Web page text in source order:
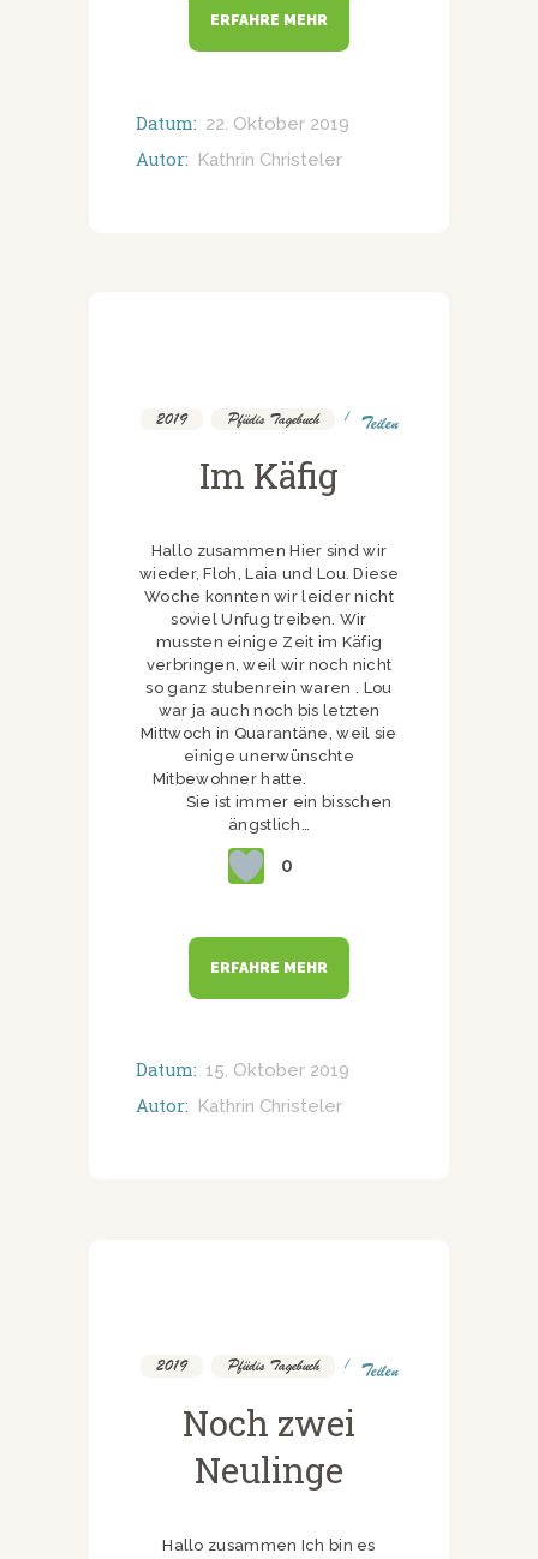
ERFAHRE MEHR
Datum: 22. Oktober 2019
Autor: Kathrin Christeler
2019 Pfüdis Tagebuch Teilen
Im Käfig
Hallo zusammen Hier sind wir
wieder, Floh, Laia und Lou. Diese
Woche konnten wir leider nicht
soviel Unfug treiben. Wir
mussten einige Zeit im Käfig
verbringen, weil wir noch nicht
so ganz stubenrein waren . Lou
war ja auch noch bis letzten
Mittwoch in Quarantäne, weil sie
einige unerwünschte
Mitbewohner hatte.
Sie ist immer ein bisschen
ängstlich…
0
ERFAHRE MEHR
Datum: 15. Oktober 2019
Autor: Kathrin Christeler
2019 Pfüdis Tagebuch Teilen
Noch zwei
Neulinge
Hallo zusammen Ich bin es